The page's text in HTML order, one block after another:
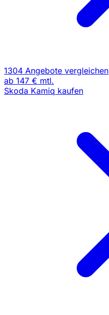
1304 Angebote vergleichen
ab 147 € mtl.
Skoda Kamiq kaufen